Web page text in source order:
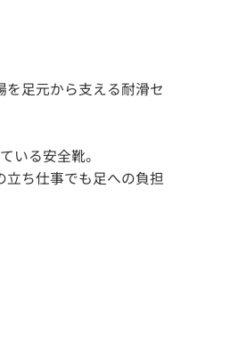
を足元から支える耐滑セ
いる安全靴。
立ち仕事でも足への負担